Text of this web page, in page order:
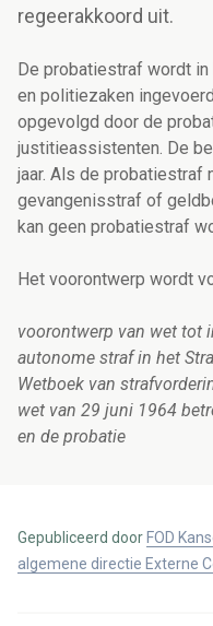
regeerakkoord uit.
De probatiestraf wordt
en politiezaken
opgevolgd door de
justitieassistenten. De
jaar. Als de probatiestraf
gevangenisstraf of
kan geen probatiestraf
Het voorontwerp wordt
voorontwerp van wet tot
autonome straf in het
Wetboek van
wet van 29 juni 1964
en de probatie
Gepubliceerd door FOD
algemene directie Externe